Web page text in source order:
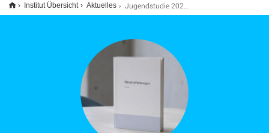
Institut Übersicht Aktuelles Jugendstudie 2024: Das beschäftigt Baden-Württembergs Jugend